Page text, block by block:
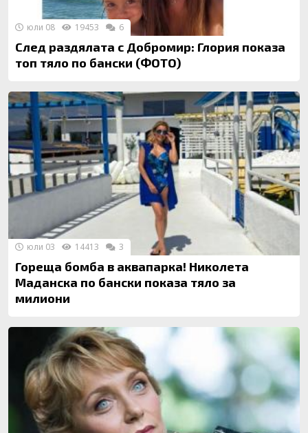
След раздялата с Добромир: Глория показа
топ тяло по бански (ФОТО)
юли 08 19453 6
Гореща бомба в аквапарка! Николета
Маданска по бански показа тяло за
милиони
юли 03 14413 3